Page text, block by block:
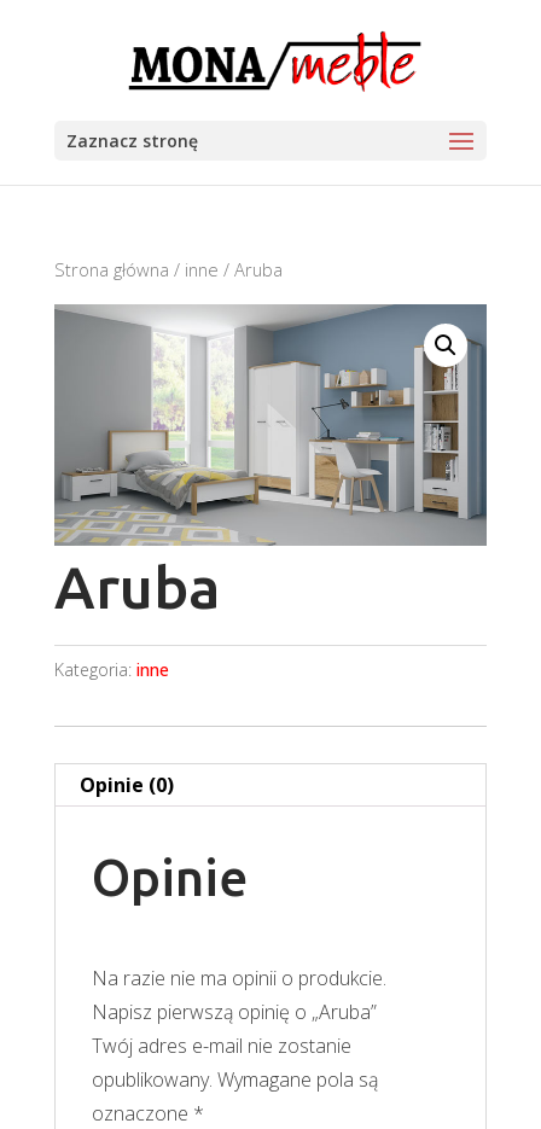
Zaznacz stronę
Strona główna / inne / Aruba
Aruba
Kategoria: inne
Opinie (0)
Opinie
Na razie nie ma opinii o produkcie.
Napisz pierwszą opinię o „Aruba”
Twój adres e-mail nie zostanie
opublikowany. Wymagane pola są
oznaczone *